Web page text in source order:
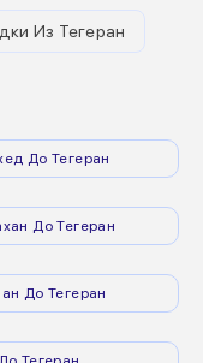
Из Тегеран
До Тегеран
До Тегеран
До Тегеран